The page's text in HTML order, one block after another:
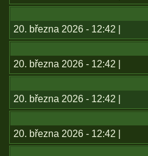
20. března 2026 - 12:42 |
20. března 2026 - 12:42 |
20. března 2026 - 12:42 |
20. března 2026 - 12:42 |